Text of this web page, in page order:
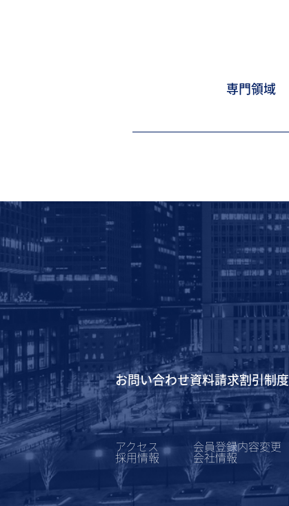
専門領域
お問い合わせ資料請求割引制度
アクセス 会員登録内容変更
採用情報 会社情報